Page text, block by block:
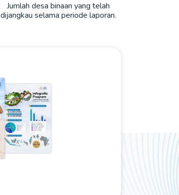
Jumlah desa binaan yang telah
dijangkau selama periode laporan.